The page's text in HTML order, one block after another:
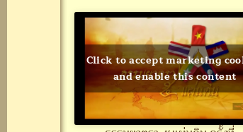
Click to accept marketing
and enable this content